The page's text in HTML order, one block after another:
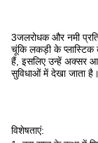
3जलरोधक और नमी
चूंकि लकड़ी के प्लास्टिक
हैं, इसलिए उन्हें अक्सर
सुविधाओं में देखा जाता है।
विशेषताएं: